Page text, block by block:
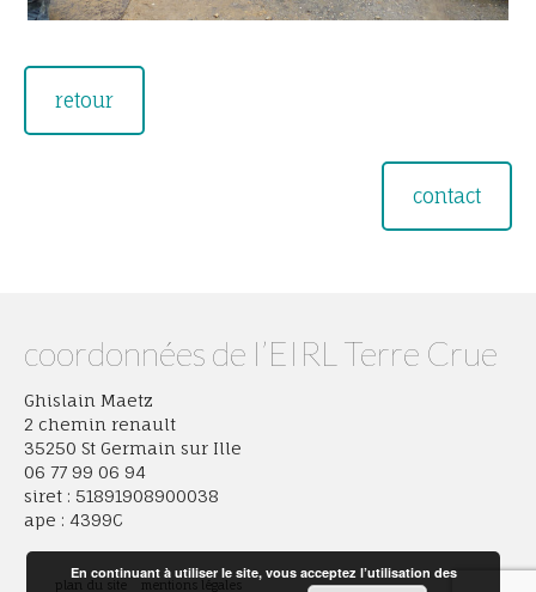
retour
contact
coordonnées de l’EIRL Terre Crue
Ghislain Maetz
2 chemin renault
35250 St Germain sur Ille
06 77 99 06 94
siret : 51891908900038
ape : 4399C
plan du site mentions légales
En continuant à utiliser le site, vous acceptez l’utilisation des